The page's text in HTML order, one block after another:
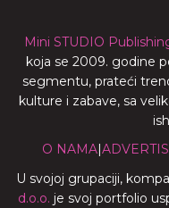
Mini STUDIO
koja se 2009. godine
segmentu, prateći
kulture i zabave, sa
O NAMA|
U svojoj grupaciji,
d.o.o. je svoj portfolio